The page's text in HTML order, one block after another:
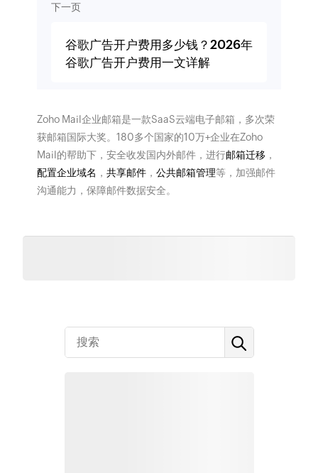
下一页
谷歌广告开户费用多少钱？2026年
谷歌广告开户费用一文详解
Zoho Mail企业邮箱是一款SaaS云端电子邮箱，多次荣
获邮箱国际大奖。180多个国家的10万+企业在Zoho
Mail的帮助下，安全收发国内外邮件，进行邮箱迁移 ，
配置企业域名 ， 共享邮件， 公共邮箱管理等，加强邮件
沟通能力，保障邮件数据安全。